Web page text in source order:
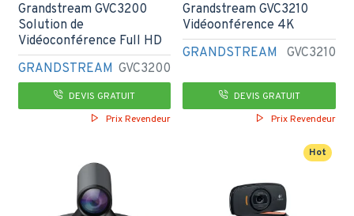
GRANDSTREAM GVC3200
Grandstream GVC3200
Solution de
Vidéoconférence Full HD
DEVIS GRATUIT
Prix Revendeur
GRANDSTREAM GVC3210
Grandstream GVC3210
Vidéoonférence 4K
DEVIS GRATUIT
Prix Revendeur
Hot